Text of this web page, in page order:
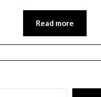
Read more